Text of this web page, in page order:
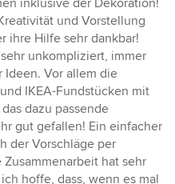
inklusive der Dekoration!
und Vorstellung
ihre Hilfe sehr dankbar!
unkompliziert, immer
Vor allem die
IKEA-Fundstücken mit
dazu passende
gut gefallen! Ein einfacher
der Vorschläge per
hat sehr
hoffe, dass, wenn es mal